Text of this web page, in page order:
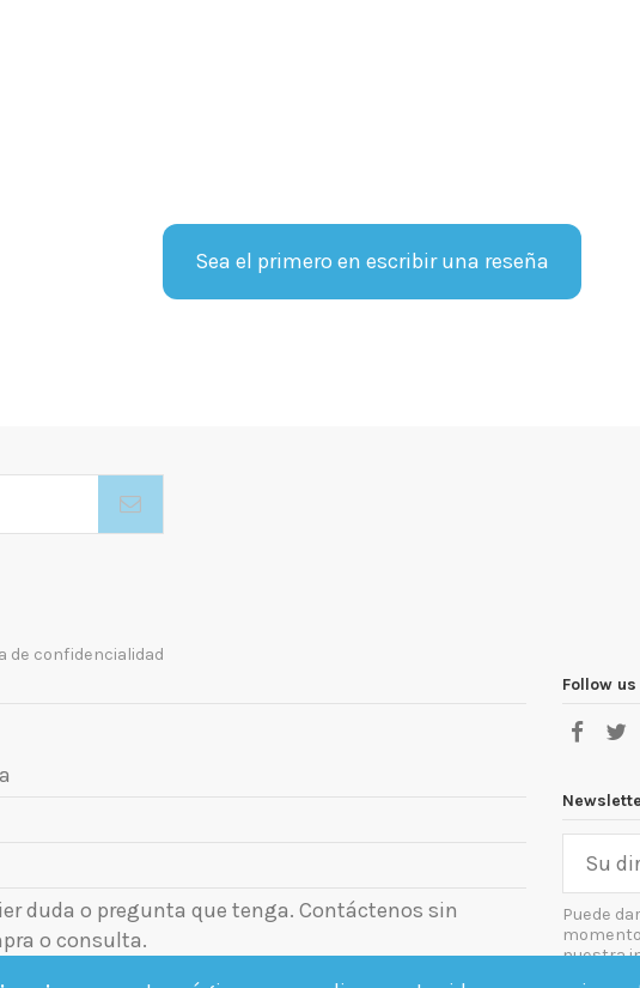
Sea el primero en escribir una reseña
de confidencialidad
duda o pregunta que tenga. Contáctenos sin
o consulta.
Follow us
Puede
nuestra